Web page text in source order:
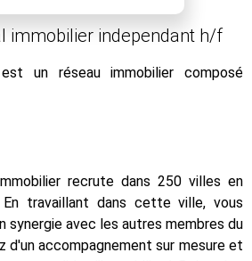
immobilier independant h/f
un réseau immobilier composé
recrute dans 250 villes en
En travaillant dans cette ville, vous
synergie avec les autres membres du
d'un accompagnement sur mesure et